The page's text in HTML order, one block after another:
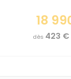
18
dès 423 €